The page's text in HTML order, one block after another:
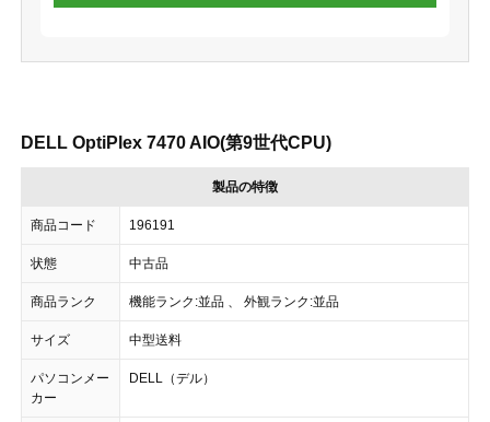
DELL OptiPlex 7470 AIO(第9世代CPU)
製品の特徴
商品コード 196191
状態 中古品
商品ランク 機能ランク:並品 、 外観ランク:並品
サイズ 中型送料
パソコンメー
カー
DELL（デル）